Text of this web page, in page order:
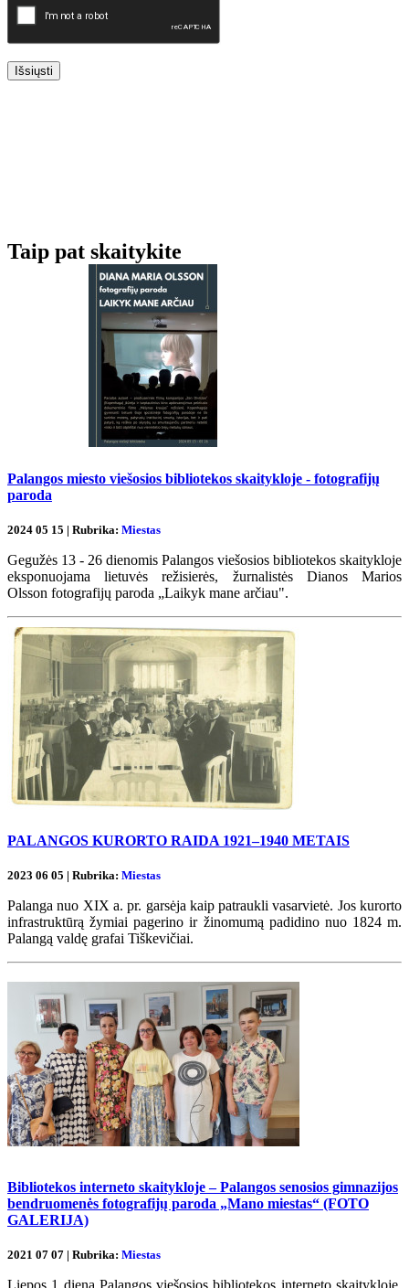
Išsiųsti
Taip pat skaitykite
Palangos miesto viešosios bibliotekos skaitykloje - fotografijų
paroda
2024 05 15 | Rubrika: Miestas
Gegužės 13 - 26 dienomis Palangos viešosios bibliotekos skaitykloje
eksponuojama lietuvės režisierės, žurnalistės Dianos Marios
Olsson fotografijų paroda „Laikyk mane arčiau".
PALANGOS KURORTO RAIDA 1921–1940 METAIS
2023 06 05 | Rubrika: Miestas
Palanga nuo XIX a. pr. garsėja kaip patraukli vasarvietė. Jos kurorto
infrastruktūrą žymiai pagerino ir žinomumą padidino nuo 1824 m.
Palangą valdę grafai Tiškevičiai.
Bibliotekos interneto skaitykloje – Palangos senosios gimnazijos
bendruomenės fotografijų paroda „Mano miestas“ (FOTO
GALERIJA)
2021 07 07 | Rubrika: Miestas
Liepos 1 dieną Palangos viešosios bibliotekos interneto skaitykloje